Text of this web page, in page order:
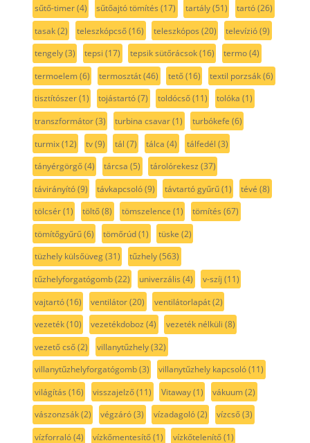
sűtő-timer(4) sűtőajtó tömítés (17) tartály(51) tartó(26)
tasak(2) teleszkópcső(16) teleszkópos (20) televízió(9)
tengely(3) tepsi (17) tepsik sütőrácsok(16) termo(4)
termoelem(6) termosztát(46) tető(16) textil porzsák(6)
tisztítószer(1) tojástartó(7) toldócső(11) tolóka (1)
transzformátor(3) turbina csavar(1) turbókefe (6)
turmix(12) tv(9) tál (7) tálca (4) tálfedél (3)
tányérgörgő(4) tárcsa (5) tárolórekesz (37)
távirányító(9) távkapcsoló(9) távtartó gyűrű(1) tévé (8)
tölcsér(1) töltő(8) tömszelence (1) tömítés (67)
tömítőgyűrű(6) tömőrúd(1) tüske (2)
tüzhely külsőüveg(31) tűzhely(563)
tűzhelyforgatógomb(22) univerzális (4) v-szíj (11)
vajtartó(16) ventilátor(20) ventilátorlapát(2)
vezeték(10) vezetékdoboz (4) vezeték nélküli (8)
vezető cső(2) villanytűzhely(32)
villanytűzhelyforgatógomb(3) villanytűzhely kapcsoló(11)
világítás (16) visszajelző(11) Vitaway(1) vákuum(2)
vászonzsák(2) végzáró(3) vízadagoló(2) vízcső(3)
vízforraló(4) vízkőmentesítő(1) vízkőtelenítő(1)